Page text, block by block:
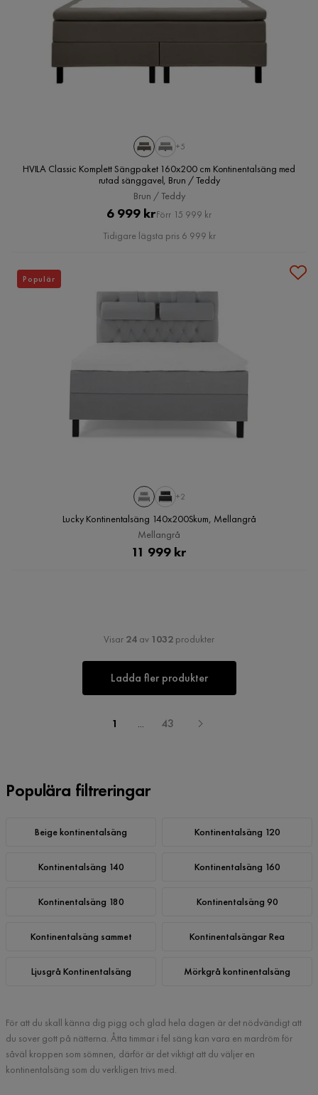
+5
HVILA Classic Komplett Sängpaket 160x200 cm Kontinentalsäng med
rutad sänggavel, Brun / Teddy
Brun / Teddy
Pris
6 999 krOriginal
Pris
Förr 15 999 kr
Tidigare lägsta pris 6 999 kr
+2
Lucky Kontinentalsäng 140x200Skum, Mellangrå
Mellangrå
Pris
11 999 kr
Populär
Visar 24 av 1032 produkter
Ladda fler produkter
1 ... 43
Populära filtreringar
Beige kontinentalsäng Kontinentalsäng 120
Kontinentalsäng 140 Kontinentalsäng 160
Kontinentalsäng 180 Kontinentalsäng 90
Kontinentalsäng sammet Kontinentalsängar Rea
Ljusgrå Kontinentalsäng Mörkgrå kontinentalsäng
För att du skall känna dig pigg och glad hela dagen är det nödvändigt att
du sover gott på nätterna. Åtta timmar i fel säng kan vara en mardröm för
såväl kroppen som sömnen, därför är det viktigt att du väljer en
kontinentalsäng som du verkligen trivs med.